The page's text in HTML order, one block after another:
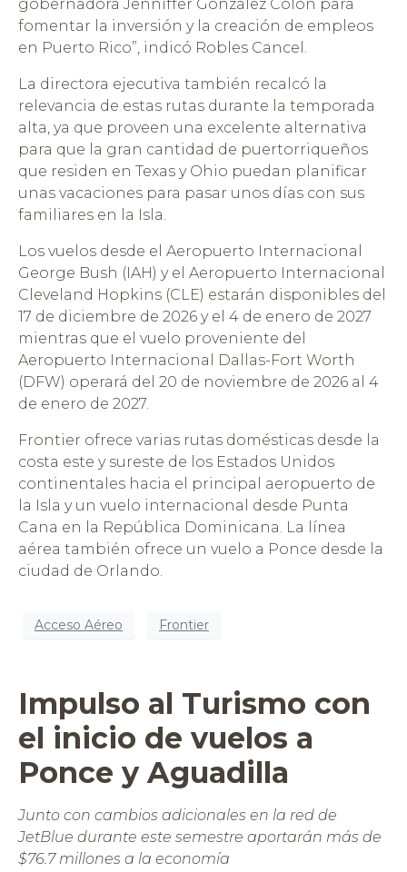
gobernadora Jenniffer González Colón para
fomentar la inversión y la creación de empleos
en Puerto Rico”, indicó Robles Cancel.
La directora ejecutiva también recalcó la
relevancia de estas rutas durante la temporada
alta, ya que proveen una excelente alternativa
para que la gran cantidad de puertorriqueños
que residen en Texas y Ohio puedan planificar
unas vacaciones para pasar unos días con sus
familiares en la Isla.
Los vuelos desde el Aeropuerto Internacional
George Bush (IAH) y el Aeropuerto Internacional
Cleveland Hopkins (CLE) estarán disponibles del
17 de diciembre de 2026 y el 4 de enero de 2027
mientras que el vuelo proveniente del
Aeropuerto Internacional Dallas-Fort Worth
(DFW) operará del 20 de noviembre de 2026 al 4
de enero de 2027.
Frontier ofrece varias rutas domésticas desde la
costa este y sureste de los Estados Unidos
continentales hacia el principal aeropuerto de
la Isla y un vuelo internacional desde Punta
Cana en la República Dominicana. La línea
aérea también ofrece un vuelo a Ponce desde la
ciudad de Orlando.
Acceso Aéreo Frontier
Impulso al Turismo con
el inicio de vuelos a
Ponce y Aguadilla
Junto con cambios adicionales en la red de
JetBlue durante este semestre aportarán más de
$76.7 millones a la economía